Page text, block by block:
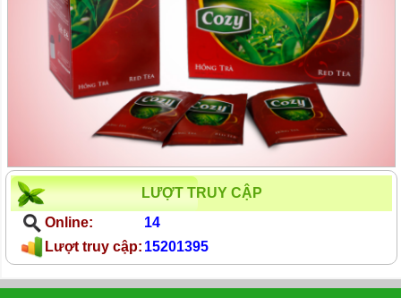
LƯỢT TRUY CẬP
Online:
14
Lượt truy cập: 15201395